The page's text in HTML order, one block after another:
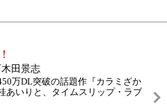
田景志
万DL突破の話題作『カラミざか
あいりと、タイムスリップ・ラブ